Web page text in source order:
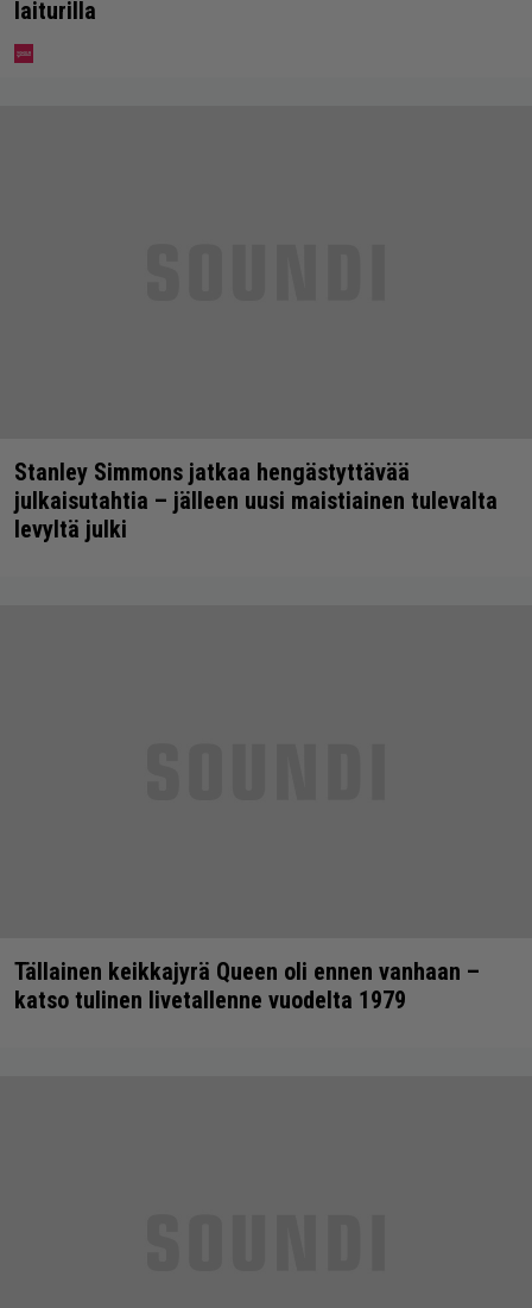
laiturilla
Stanley Simmons jatkaa hengästyttävää
julkaisutahtia – jälleen uusi maistiainen tulevalta
levyltä julki
Tällainen keikkajyrä Queen oli ennen vanhaan –
katso tulinen livetallenne vuodelta 1979